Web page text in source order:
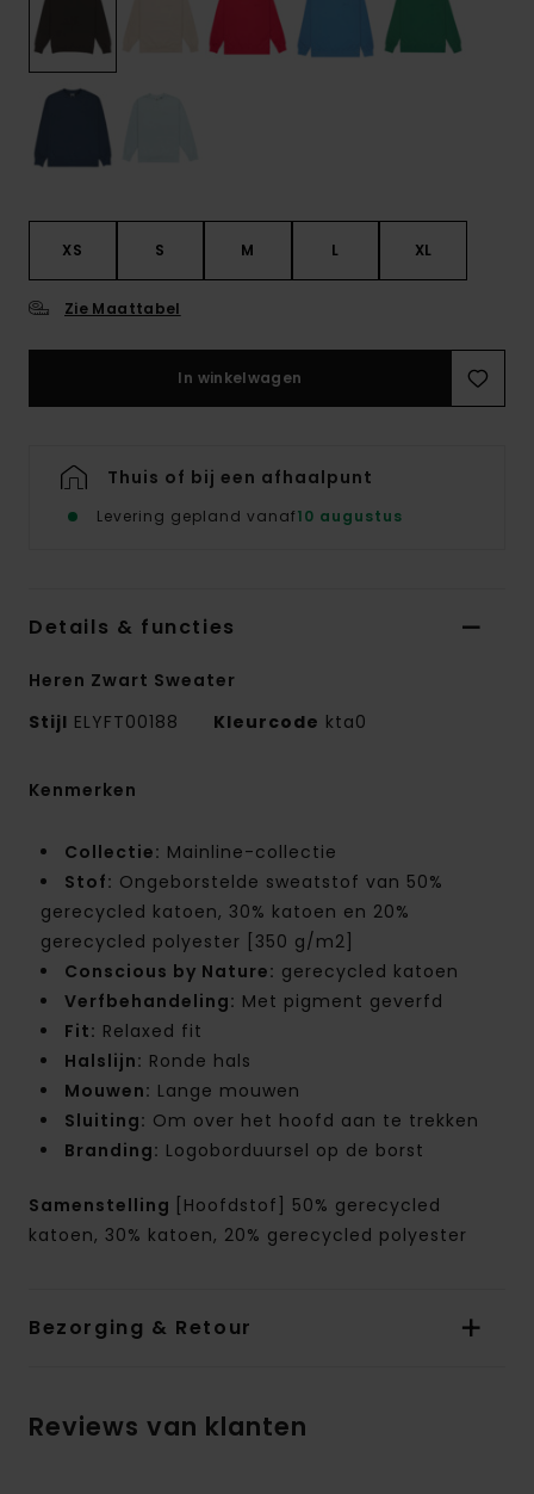
XS S M L XL
Zie Maattabel
In winkelwagen
Thuis of bij een afhaalpunt
Levering gepland vanaf10 augustus
Details & functies
Heren Zwart Sweater
Stijl ELYFT00188 Kleurcode kta0
Kenmerken
Collectie: Mainline-collectie
Stof: Ongeborstelde sweatstof van 50%
gerecycled katoen, 30% katoen en 20%
gerecycled polyester [350 g/m2]
Conscious by Nature: gerecycled katoen
Verfbehandeling: Met pigment geverfd
Fit: Relaxed fit
Halslijn: Ronde hals
Mouwen: Lange mouwen
Sluiting: Om over het hoofd aan te trekken
Branding: Logoborduursel op de borst
Samenstelling [Hoofdstof] 50% gerecycled
katoen, 30% katoen, 20% gerecycled polyester
Bezorging & Retour
Reviews van klanten